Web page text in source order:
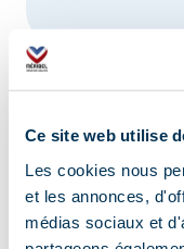
Ce site web utilise
Les cookies nous
et les annonces,
médias sociaux et